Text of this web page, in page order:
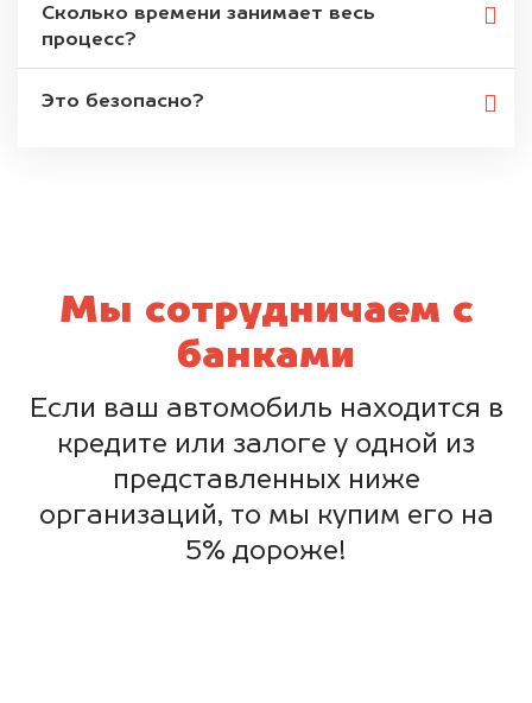
Сколько времени занимает весь
процесс?
Это безопасно?
Мы сотрудничаем с
банками
Если ваш автомобиль находится в
кредите или залоге у одной из
представленных ниже
организаций, то мы купим его на
5% дороже!